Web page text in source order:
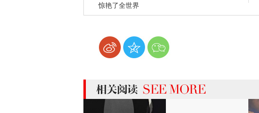
惊艳了全世界